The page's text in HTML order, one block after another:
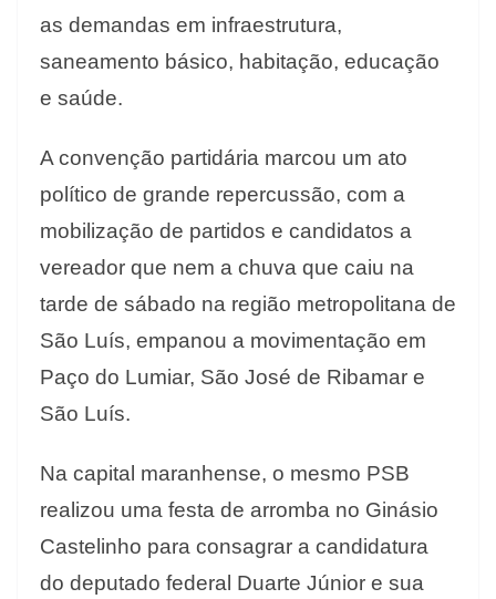
as demandas em infraestrutura,
saneamento básico, habitação, educação
e saúde.
A convenção partidária marcou um ato
político de grande repercussão, com a
mobilização de partidos e candidatos a
vereador que nem a chuva que caiu na
tarde de sábado na região metropolitana de
São Luís, empanou a movimentação em
Paço do Lumiar, São José de Ribamar e
São Luís.
Na capital maranhense, o mesmo PSB
realizou uma festa de arromba no Ginásio
Castelinho para consagrar a candidatura
do deputado federal Duarte Júnior e sua